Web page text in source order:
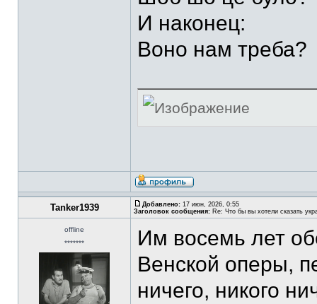
И наконец:
Воно нам треба?
Tanker1939 Добавлено: 17 июн, 2026, 0:55
Заголовок сообщения: Re: Что бы вы хотели сказать
offline
*******
Им восемь лет
Венской оперы,
ничего, никого